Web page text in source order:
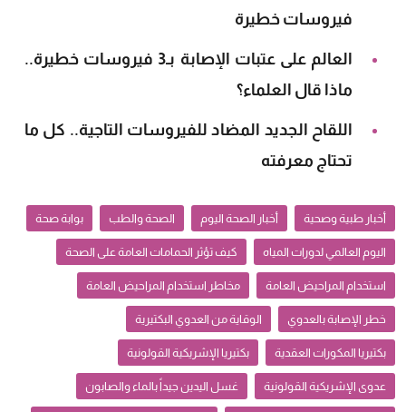
فيروسات خطيرة
العالم على عتبات الإصابة بـ3 فيروسات خطيرة..
ماذا قال العلماء؟
اللقاح الجديد المضاد للفيروسات التاجية.. كل ما
تحتاج معرفته
أخبار طبية وصحية أخبار الصحة اليوم الصحة والطب بوابة صحة
اليوم العالمي لدورات المياه كيف تؤثر الحمامات العامة على الصحة
استخدام المراحيض العامة مخاطر استخدام المراحيض العامة
خطر الإصابة بالعدوي الوقاية من العدوي البكتيرية
بكتيريا المكورات العقدية بكتيريا الإشريكية القولونية
عدوى الإشريكية القولونية غسل اليدين جيداً بالماء والصابون